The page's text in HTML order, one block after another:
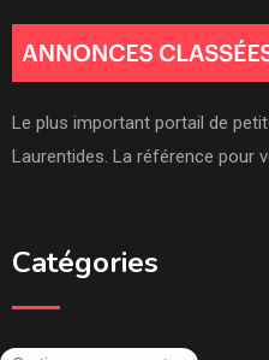
Le plus important portail de
Laurentides. La référence pour
Catégories